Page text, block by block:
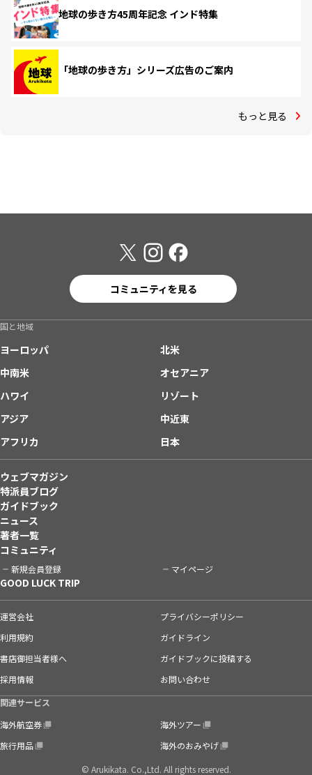
地球の歩き方45周年記念 インド特集
「地球の歩き方」シリーズ広告のご案内
もっと見る
コミュニティを見る
国と地域
ヨーロッパ
北米
中南米
オセアニア
ハワイ
リゾート
アジア
中近東
アフリカ
日本
ウェブマガジン
特派員ブログ
ガイドブック
ニュース
著者一覧
コミュニティ
新規会員登録 マイページ
GOOD LUCK TRIP
運営会社
プライバシーポリシー
利用規約
ガイドライン
書店御担当者様へ
ガイドブックに投稿する
採用情報
お問い合わせ
関連サービス
海外航空券
海外ツアー
旅行用品
海外のおみやげ
© Arukikata. Co.,Ltd. All rights reserved.